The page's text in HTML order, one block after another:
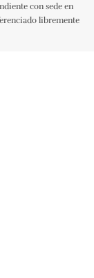
con sede en
libremente